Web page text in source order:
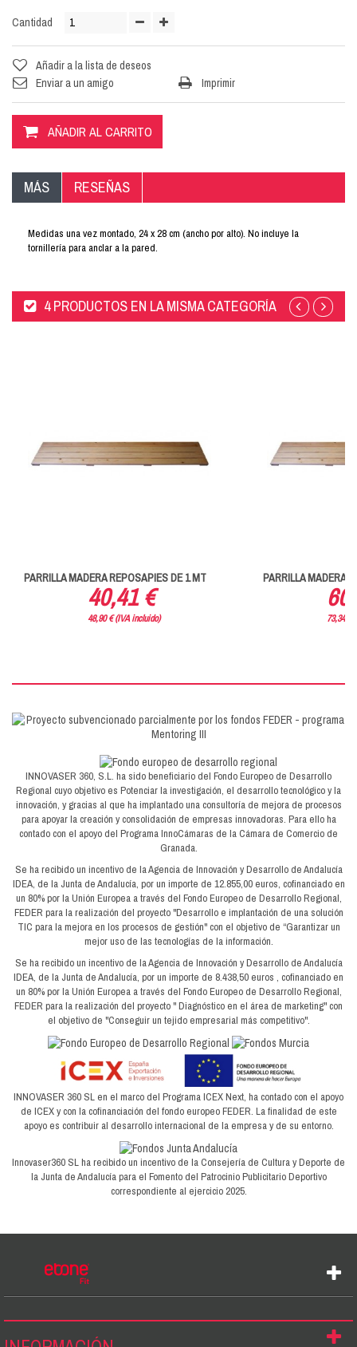
Cantidad
Añadir a la lista de deseos
Enviar a un amigo
Imprimir
AÑADIR AL CARRITO
MÁS RESEÑAS
Medidas una vez montado, 24 x 28 cm (ancho por alto). No incluye la
tornillería para anclar a la pared.
4 PRODUCTOS EN LA MISMA CATEGORÍA
PARRILLA MADERA REPOSAPIES DE 1 MT
40,41 €
48,90 € (IVA incluido)
PARRILLA MADERA
73,34 €
INNOVASER 360, S.L. ha sido beneficiario del Fondo Europeo de Desarrollo
Regional cuyo objetivo es Potenciar la investigación, el desarrollo tecnológico y la
innovación, y gracias al que ha implantado una consultoría de mejora de procesos
para apoyar la creación y consolidación de empresas innovadoras. Para ello ha
contado con el apoyo del Programa InnoCámaras de la Cámara de Comercio de
Granada.
Se ha recibido un incentivo de la Agencia de Innovación y Desarrollo de Andalucía
IDEA, de la Junta de Andalucía, por un importe de 12.855,00 euros, cofinanciado en
un 80% por la Unión Europea a través del Fondo Europeo de Desarrollo Regional,
FEDER para la realización del proyecto "Desarrollo e implantación de una solución
TIC para la mejora en los procesos de gestión" con el objetivo de “Garantizar un
mejor uso de las tecnologías de la información.
Se ha recibido un incentivo de la Agencia de Innovación y Desarrollo de Andalucía
IDEA, de la Junta de Andalucía, por un importe de 8.438,50 euros , cofinanciado en
un 80% por la Unión Europea a través del Fondo Europeo de Desarrollo Regional,
FEDER para la realización del proyecto " Diagnóstico en el área de marketing" con
el objetivo de "Conseguir un tejido empresarial más competitivo".
INNOVASER 360 SL en el marco del Programa ICEX Next, ha contado con el apoyo
de ICEX y con la cofinanciación del fondo europeo FEDER. La finalidad de este
apoyo es contribuir al desarrollo internacional de la empresa y de su entorno.
Innovaser360 SL ha recibido un incentivo de la Consejería de Cultura y Deporte de
la Junta de Andalucía para el Fomento del Patrocinio Publicitario Deportivo
correspondiente al ejercicio 2025.